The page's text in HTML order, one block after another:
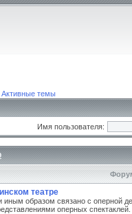
Активные темы
Имя пользователя:
театре
иным образом связано с оперной
оперных спектаклей.